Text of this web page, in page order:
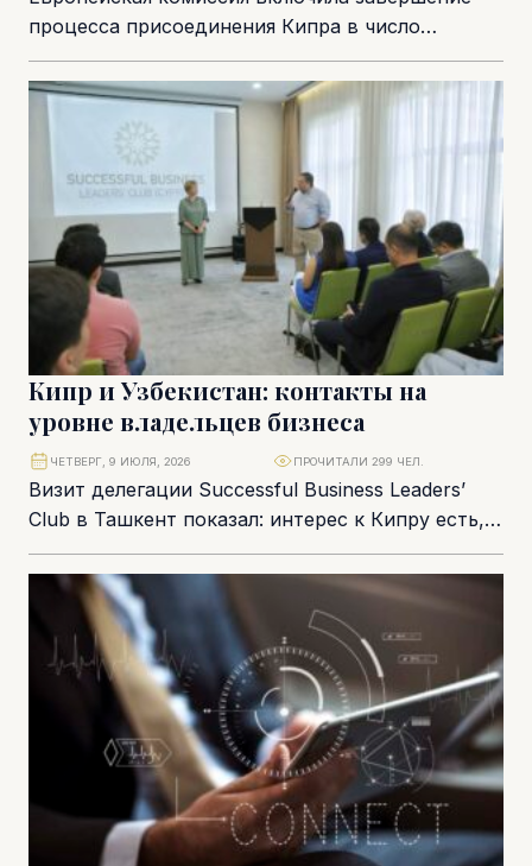
процесса присоединения Кипра в число
приоритетов, зафиксированных в докладе State
of Schengen 2026. Проведенная в декабре...
Кипр и Узбекистан: контакты на
уровне владельцев бизнеса
Визит делегации Successful Business Leaders’
Club в Ташкент показал: интерес к Кипру есть,
но его нужно перевести на язык конкретных...
ЧЕТВЕРГ, 9 ИЮЛЯ, 2026 ПРОЧИТАЛИ 299 ЧЕЛ.